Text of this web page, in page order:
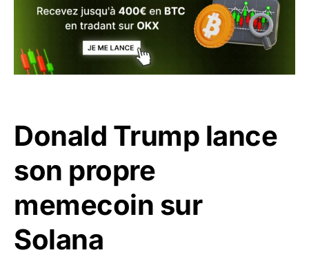
Donald Trump lance
son propre
memecoin sur
Solana